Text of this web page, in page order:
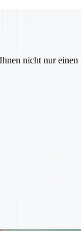
nicht nur